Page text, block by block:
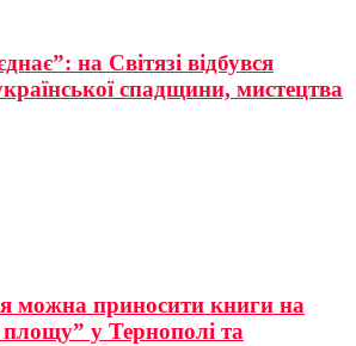
на Світязі відбувся
спадщини, мистецтва
можна приносити книги на
у Тернополі та